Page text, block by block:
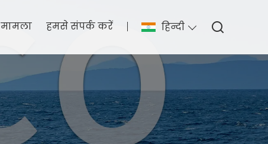
हिन्दी
मामला हमसे संपर्क करें